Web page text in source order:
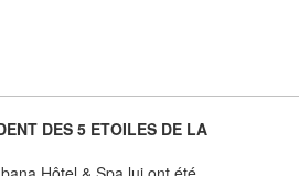
DES 5 ETOILES DE LA